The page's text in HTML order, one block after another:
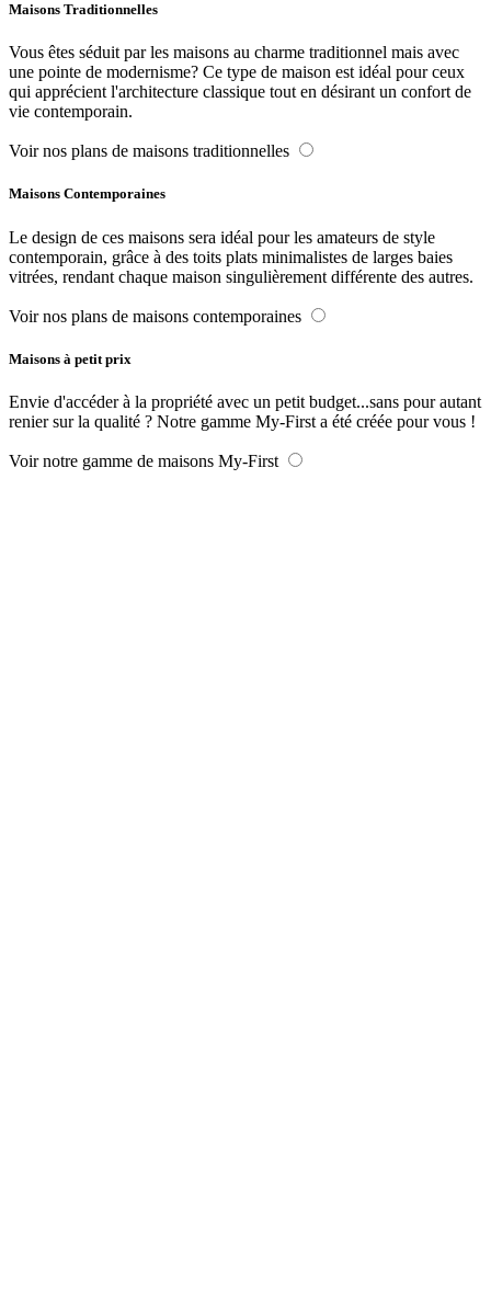
Maisons Traditionnelles
Vous êtes séduit par les maisons au charme traditionnel mais avec
une pointe de modernisme? Ce type de maison est idéal pour ceux
qui apprécient l'architecture classique tout en désirant un confort de
vie contemporain.
Voir nos plans de maisons traditionnelles
Maisons Contemporaines
Le design de ces maisons sera idéal pour les amateurs de style
contemporain, grâce à des toits plats minimalistes de larges baies
vitrées, rendant chaque maison singulièrement différente des autres.
Voir nos plans de maisons contemporaines
Maisons à petit prix
Envie d'accéder à la propriété avec un petit budget...sans pour autant
renier sur la qualité ? Notre gamme My-First a été créée pour vous !
Voir notre gamme de maisons My-First